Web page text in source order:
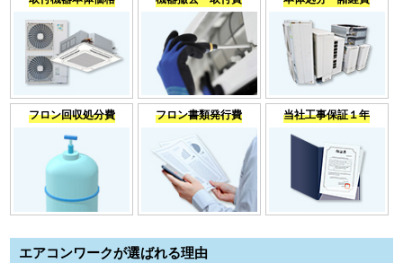
フロン回収処分費 フロン書類発行費 当社工事保証１年
エアコンワークが選ばれる理由